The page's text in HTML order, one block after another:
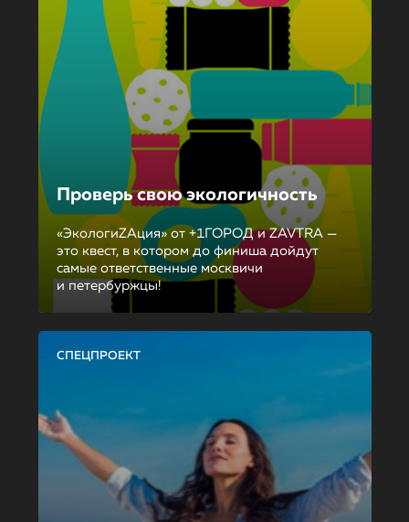
Проверь свою экологичность
«ЭкологиZAция» от +1ГОРОД и ZAVTRA —
это квест, в котором до финиша дойдут
самые ответственные москвичи
и петербуржцы!
СПЕЦПРОЕКТ